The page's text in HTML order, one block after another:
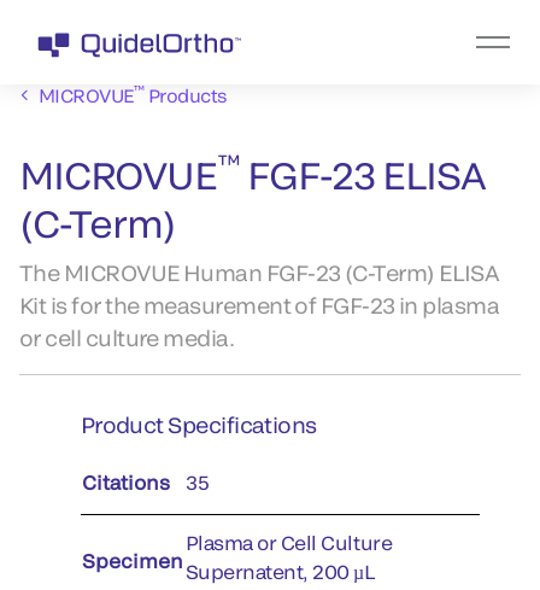
MICROVUE™Products
MICROVUE™ FGF-23 ELISA
(C-Term)
The MICROVUE Human FGF-23 (C-Term) ELISA
Kit is for the measurement of FGF-23 in plasma
or cell culture media.
Product Specifications
Citations 35
Specimen
Plasma or Cell Culture
Supernatent, 200 µL